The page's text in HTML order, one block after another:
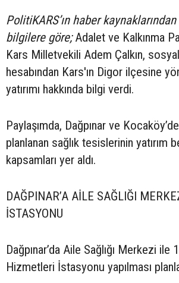
PolitiKARS’ın haber
bilgilere göre;Adalet ve Kalkınma
Kars Milletvekili Adem Çalkın,
hesabından Kars'ın Digor ilçesine
yatırımı hakkında bilgi verdi.
Paylaşımda, Dağpınar ve
planlanan sağlık tesislerinin yatırım
kapsamları yer aldı.
DAĞPINAR’A AİLE SAĞLIĞI
İSTASYONU
Dağpınar’da Aile Sağlığı Merkezi ile
Hizmetleri İstasyonu yapılması